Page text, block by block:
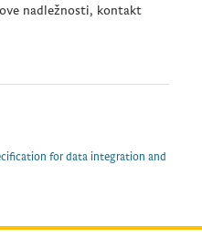
nadležnosti, kontakt
for data integration and